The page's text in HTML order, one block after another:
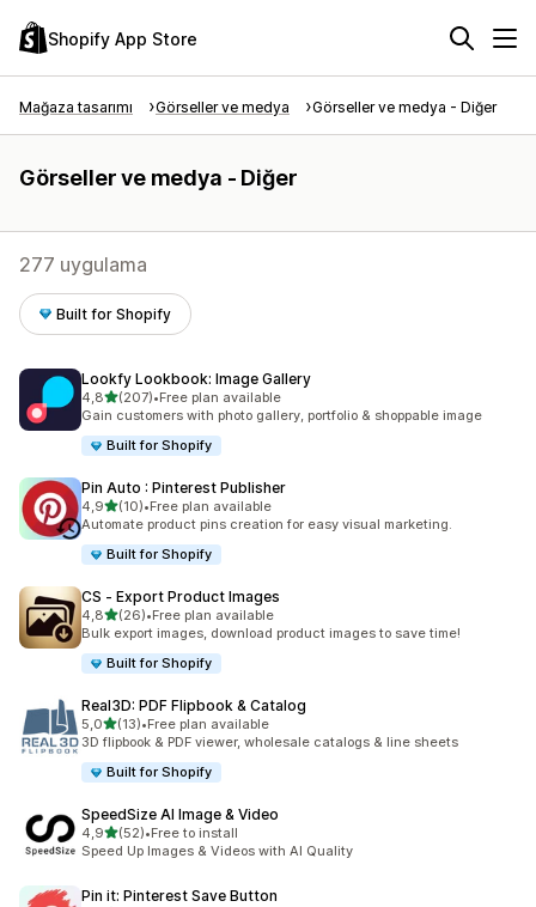
Shopify App Store
Mağaza tasarımı Görseller ve medya Görseller ve medya - Diğer
Görseller ve medya - Diğer
277 uygulama
Built for Shopify
Lookfy Lookbook: Image Gallery
4,85 yıldız üzerinden
(207)
toplam 207 değerlendirme
•Free plan available
Gain customers with photo gallery, portfolio & shoppable image
Built for Shopify
Pin Auto : Pinterest Publisher
4,95 yıldız üzerinden
(10)
toplam 10 değerlendirme
•Free plan available
Automate product pins creation for easy visual marketing.
Built for Shopify
CS ‑ Export Product Images
4,85 yıldız üzerinden
(26)
toplam 26 değerlendirme
•Free plan available
Bulk export images, download product images to save time!
Built for Shopify
Real3D: PDF Flipbook & Catalog
5,05 yıldız üzerinden
(13)
toplam 13 değerlendirme
•Free plan available
3D flipbook & PDF viewer, wholesale catalogs & line sheets
Built for Shopify
SpeedSize AI Image & Video
4,95 yıldız üzerinden
(52)
toplam 52 değerlendirme
•Free to install
Speed Up Images & Videos with AI Quality
Pin it: Pinterest Save Button